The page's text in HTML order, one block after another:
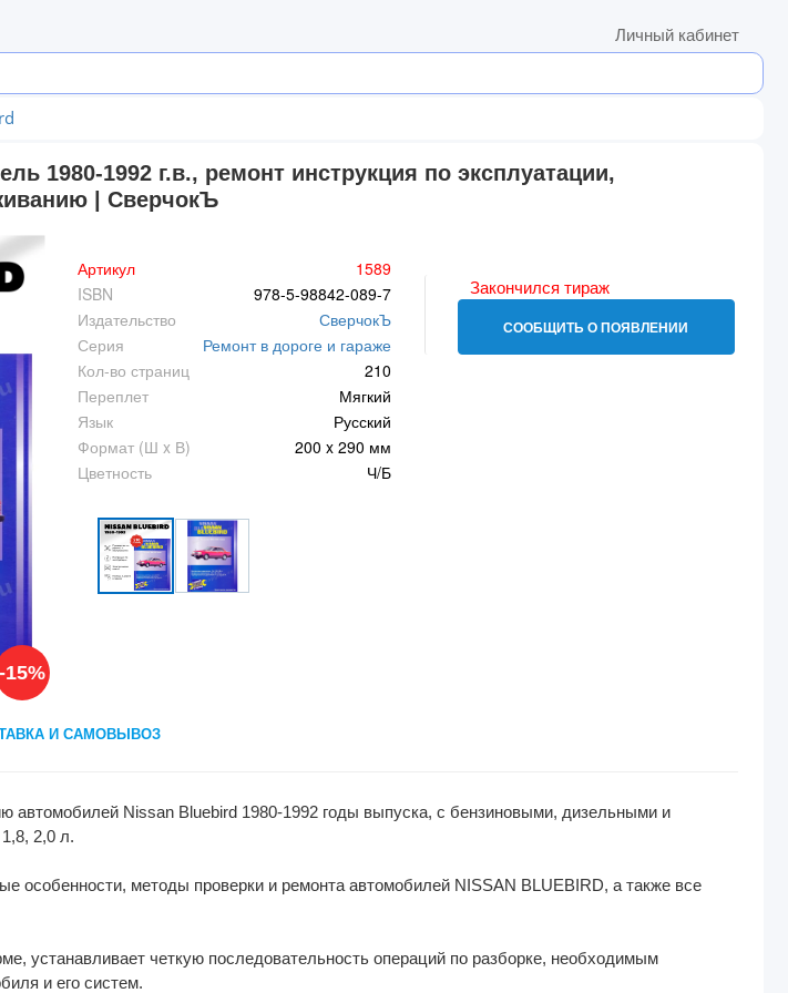
Личный кабинет
1980-1992 г.в., ремонт инструкция по эксплуатации,
| СверчокЪ
-15%
Артикул
1589
ISBN
978-5-98842-089-7
Издательство
СверчокЪ
Серия
Ремонт в дороге и гараже
Кол-во страниц
210
Переплет
Мягкий
Язык
Русский
Формат (Ш x В)
200 x 290 мм
Цветность
Ч/Б
Закончился тираж
СООБЩИТЬ О ПОЯВЛЕНИИ
И САМОВЫВОЗ
автомобилей Nissan Bluebird 1980-1992 годы выпуска, с бензиновыми, дизельными и
2,0 л.
особенности, методы проверки и ремонта автомобилей NISSAN BLUEBIRD, а также все
устанавливает четкую последовательность операций по разборке, необходимым
и его систем.